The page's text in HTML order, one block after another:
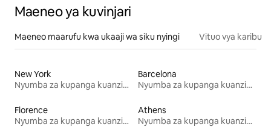
Maeneo ya kuvinjari
Maeneo maarufu kwa ukaaji wa siku nyingi Vituo vya karibu
New York
Nyumba za kupanga kuanzia mwezi mmoja
Barcelona
Nyumba za kupanga kuanzia mwezi mmoja
Florence
Nyumba za kupanga kuanzia mwezi mmoja
Athens
Nyumba za kupanga kuanzia mwezi mmoja